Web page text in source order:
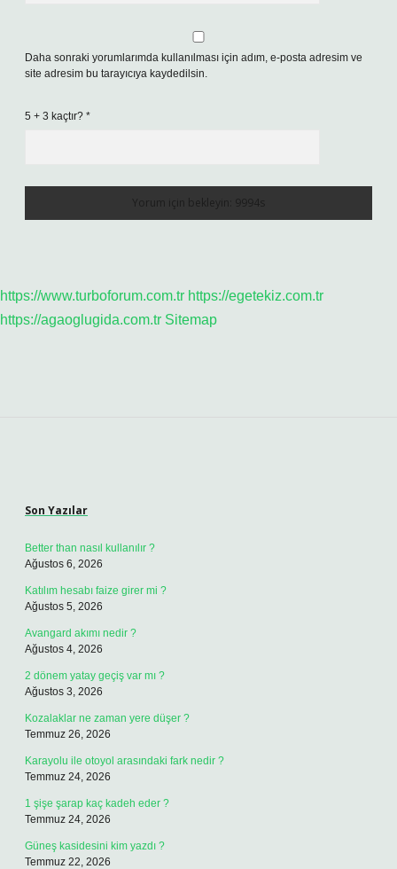
Daha sonraki yorumlarımda kullanılması için adım, e-posta adresim ve
site adresim bu tarayıcıya kaydedilsin.
5 + 3 kaçtır? *
https://www.turboforum.com.tr https://egetekiz.com.tr
https://agaoglugida.com.tr Sitemap
Son Yazılar
Better than nasıl kullanılır ?
Ağustos 6, 2026
Katılım hesabı faize girer mi ?
Ağustos 5, 2026
Avangard akımı nedir ?
Ağustos 4, 2026
2 dönem yatay geçiş var mı ?
Ağustos 3, 2026
Kozalaklar ne zaman yere düşer ?
Temmuz 26, 2026
Karayolu ile otoyol arasındaki fark nedir ?
Temmuz 24, 2026
1 şişe şarap kaç kadeh eder ?
Temmuz 24, 2026
Güneş kasidesini kim yazdı ?
Temmuz 22, 2026